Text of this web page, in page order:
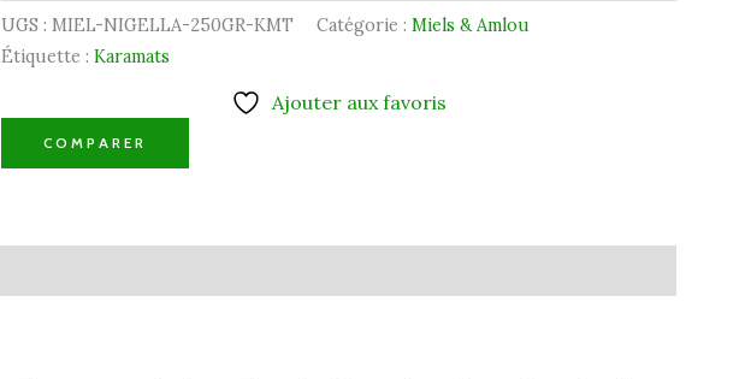
UGS : MIEL-NIGELLA-250GR-KMT Catégorie : Miels & Amlou
Étiquette : Karamats
Ajouter aux favoris
COMPARER